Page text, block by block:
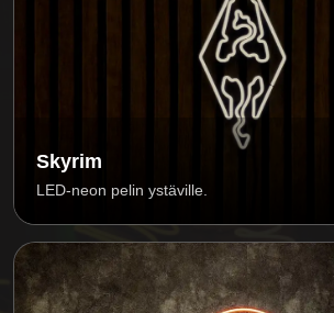
Skyrim
LED-neon pelin ystäville.